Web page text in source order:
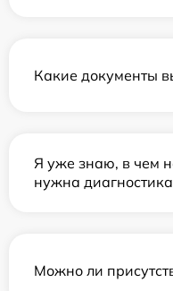
Какие документы
Я уже знаю, в чем
нужна
Можно ли